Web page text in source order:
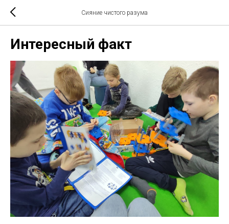
Сияние чистого разума
Интересный факт